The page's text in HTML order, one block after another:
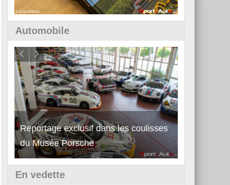
Automobile
Découverte de la nouvelle Ferrari
12Cilindri Manuale
En vedette